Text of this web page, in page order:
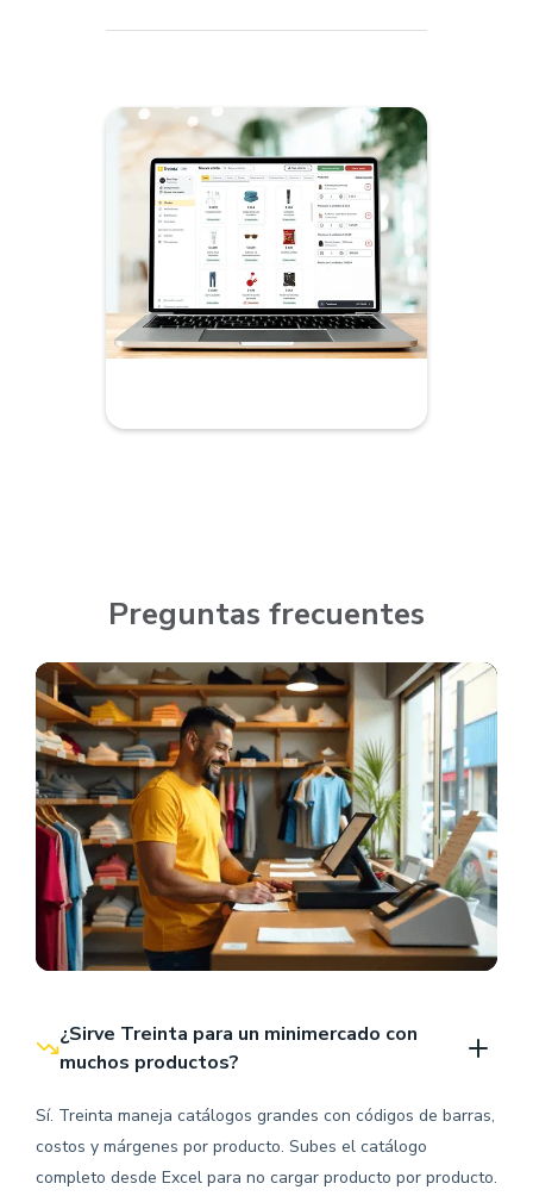
Preguntas frecuentes
¿Sirve Treinta para un minimercado con
muchos productos?
Sí. Treinta maneja catálogos grandes con códigos de barras,
costos y márgenes por producto. Subes el catálogo
completo desde Excel para no cargar producto por producto.